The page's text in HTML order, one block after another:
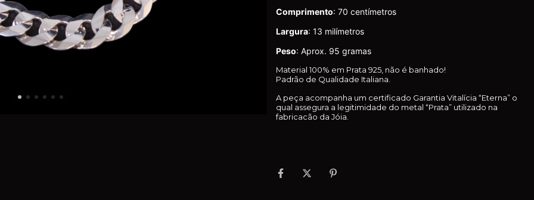
Comprimento: 70 centímetros
Largura: 13 milímetros
Peso: Aprox. 95 gramas
Material 100% em Prata 925, não é banhado!
Padrão de Qualidade Italiana.
A peça acompanha um certificado Garantia Vitalícia “Eterna” o
qual assegura a legitimidade do metal “Prata” utilizado na
fabricacão da Jóia.